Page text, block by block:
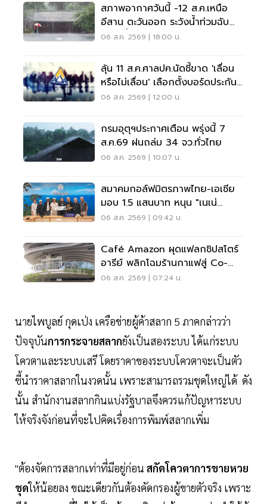
สภาพอากาศวันนี้ -12 ส.ค.เหนือ
อีสาน ตะวันออก ระวังน้ำท่วมฉับ
พลัน น้ำป่าไหลหลาก
06 ส.ค. 2569 | 18:00 น.
ลุ้น 11 ส.ค.ศาลปค.นัดชี้ขาด 'เลื่อน
หรือไม่เลื่อน' เลือกตั้งบอร์ดประกัน
สังคม
06 ส.ค. 2569 | 12:00 น.
กรมอุตุฯประกาศเตือน พรุ่งนี้ 7
ส.ค.69 ฝนถล่ม 34 จว.ทั่วไทย
06 ส.ค. 2569 | 10:07 น.
สมาคมกอล์ฟมิตรภาพไทย-เอเชีย
มอบ 1.5 แสนบาท หนุน "เนเน่
รอยัล" ลุยเวทีที่สหรัฐ
06 ส.ค. 2569 | 09:42 น.
Café Amazon ผุดแฟลกชิปสโตร์
อารีย์ พลิกโฉมร้านกาแฟสู่ Co-
Working Space ครบวงจร
06 ส.ค. 2569 | 07:24 น.
นายไพบูลย์ กุดเป่ง เครือข่ายผู้ค้าสลาก 5 ภาคกล่าวว่า
ปัจจุบันการกระจายสลากยังเป็นสองระบบ ได้แก่ระบบ
โควตาและระบบเสรี โดยราคาของระบบโควตาจะเป็นตัว
ชี้นำราคาสลากในงวดนั้น เพราะสามารถรวมชุดใหญ่ได้ ดัง
นั้น สำนักงานสลากกินแบ่งรัฐบาลจึงควรแก้ปัญหาระบบ
ให้จริงจังก่อนที่จะไปคิดเรื่องการพิมพ์สลากเพิ่ม
"ต้องจัดการสลากเท่าที่มีอยู่ก่อน สกัดโควตาการขายหวย
ชุดให้น้อยลง ขณะเดียวกันต้องคัดกรองผู้ขายตัวจริง เพราะ